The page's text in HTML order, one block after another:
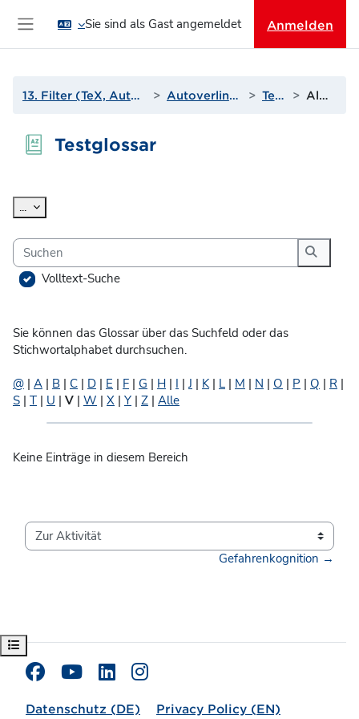
Sie sind als Gast angemeldet Anmelden
Kursindex öffnen
13. Filter (TeX, Autoverlinkungen und mehr) Autoverlinkung zu Glossaren Testglossar Alphabetisch
Testglossar
... Einträge exportieren
Suchen
Suchen
Volltext-Suche
Sie können das Glossar über das Suchfeld oder das
Stichwortalphabet durchsuchen.
@ | A | B | C | D | E | F | G | H | I |J | K| L | M | N | O | P | Q | R |
S | T | U | V | W | X | Y | Z | Alle
Keine Einträge in diesem Bereich
Zur Aktivität
Gefahrenkognition →
Datenschutz (DE) Privacy Policy (EN)